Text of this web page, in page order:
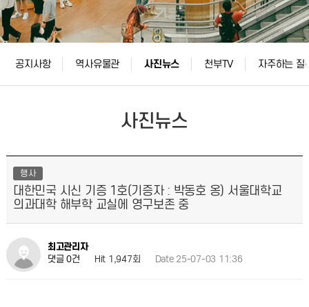
공지사항 역사유물관 사진뉴스 천부TV 자주하는 질
사진뉴스
행사
대한민국 시신 기증 1호(기증자 : 박동호 옹) 서울대학교
의과대학 해부학 교실에 영구보존 중
최고관리자
댓글 0건
Hit 1,947회 Date 25-07-03 11:36